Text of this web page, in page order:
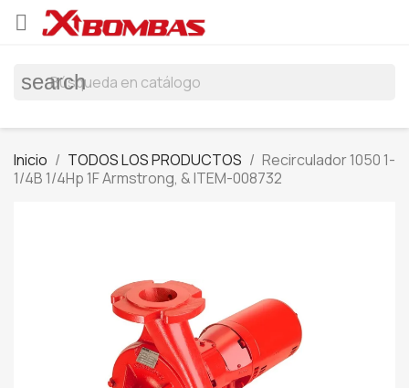

search
Inicio TODOS LOS PRODUCTOS
Recirculador 1050 1-
1/4B 1/4Hp 1F Armstrong, & ITEM-008732